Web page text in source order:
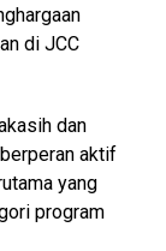
di JCC
dan
aktif
yang
program